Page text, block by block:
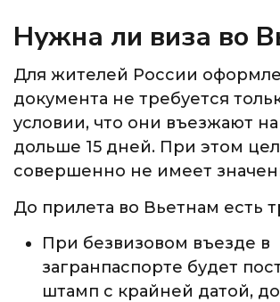
Нужна ли виза во
Для жителей России
документа не требуется
условии, что они въезжают
дольше 15 дней. При этом
совершенно не имеет
До прилета во Вьетнам есть
При безвизовом въезде в
загранпаспорте будет
штамп с крайней датой,